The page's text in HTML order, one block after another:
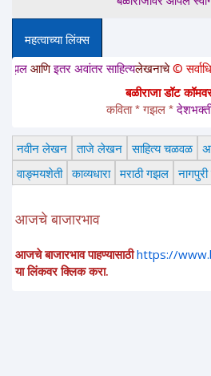
महत्वाच्या लिंक्स
इतर अवांतर साहित्यलेखनाचे© सर्वाधिकारसुरक्षित
बळीराजा डॉट
कविता * गझल * देशभक्तीगीत *
नवीन लेखन ताजे लेखन साहित्य चळवळ
वाङ्मयशेती काव्यधारा मराठी गझल
आजचे बाजारभाव
आजचे बाजारभाव पाहण्यासाठी https://
या लिंकवर क्लिक करा.